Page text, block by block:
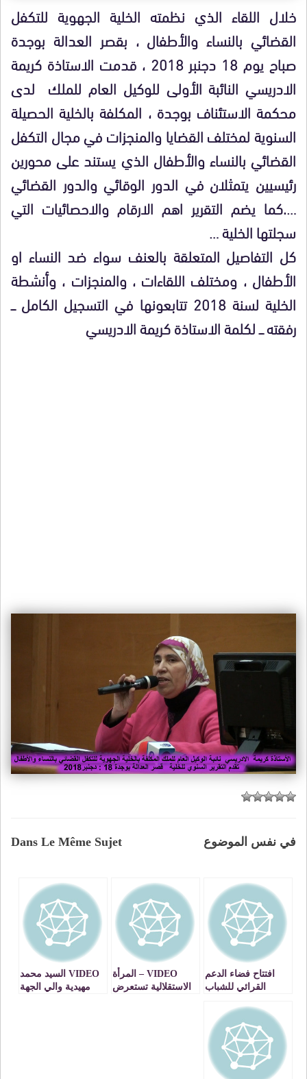
خلال اللقاء الذي نظمته الخلية الجهوية للتكفل
القضائي بالنساء والأطفال ، بقصر العدالة بوجدة
صباح يوم 18 دجنبر 2018 ، قدمت الاستاذة كريمة
الادريسي النائبة الأولى للوكيل العام للملك لدى
محكمة الاستئناف بوجدة ، المكلفة بالخلية الحصيلة
السنوية لمختلف القضايا والمنجزات في مجال التكفل
القضائي بالنساء والأطفال الذي يستند على محورين
رئيسيين يتمثلان في الدور الوقائي والدور القضائي
….كما يضم التقرير اهم الارقام والاحصائيات التي
سجلتها الخلية …
كل التفاصيل المتعلقة بالعنف سواء ضد النساء او
الأطفال ، ومختلف اللقاءات ، والمنجزات ، وأنشطة
الخلية لسنة 2018 تتابعونها في التسجيل الكامل ـــ
رفقته ـــ لكلمة الاستاذة كريمة الادريسي
Dans Le Même Sujet في نفس الموضوع
افتتاح فضاء الدعم
القرائي للشباب
بوجدة VIDEOS
VIDEO – المرأة
الاستقلالية تستعرض
VIDEO السيد محمد
مهيدية والي الجهة